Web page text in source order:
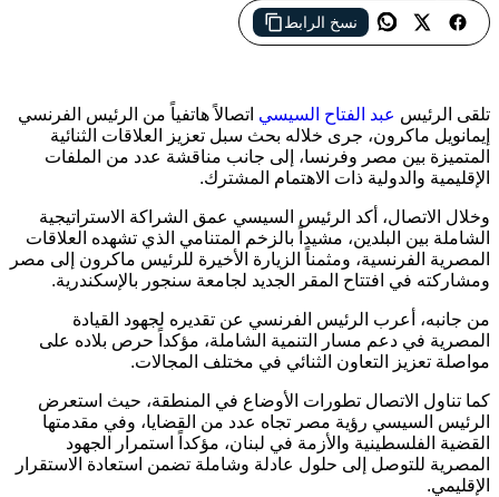
نسخ الرابط
تنسيق مصري فرنسي رفيع المستوى لتعزيز الشراكة الاستراتيجية
تلقى الرئيس عبد الفتاح السيسي اتصالاً هاتفياً من الرئيس الفرنسي
إيمانويل ماكرون، جرى خلاله بحث سبل تعزيز العلاقات الثنائية
المتميزة بين مصر وفرنسا، إلى جانب مناقشة عدد من الملفات
الإقليمية والدولية ذات الاهتمام المشترك.
وخلال الاتصال، أكد الرئيس السيسي عمق الشراكة الاستراتيجية
الشاملة بين البلدين، مشيداً بالزخم المتنامي الذي تشهده العلاقات
المصرية الفرنسية، ومثمناً الزيارة الأخيرة للرئيس ماكرون إلى مصر
ومشاركته في افتتاح المقر الجديد لجامعة سنجور بالإسكندرية.
من جانبه، أعرب الرئيس الفرنسي عن تقديره لجهود القيادة
المصرية في دعم مسار التنمية الشاملة، مؤكداً حرص بلاده على
مواصلة تعزيز التعاون الثنائي في مختلف المجالات.
كما تناول الاتصال تطورات الأوضاع في المنطقة، حيث استعرض
الرئيس السيسي رؤية مصر تجاه عدد من القضايا، وفي مقدمتها
القضية الفلسطينية والأزمة في لبنان، مؤكداً استمرار الجهود
المصرية للتوصل إلى حلول عادلة وشاملة تضمن استعادة الاستقرار
الإقليمي.